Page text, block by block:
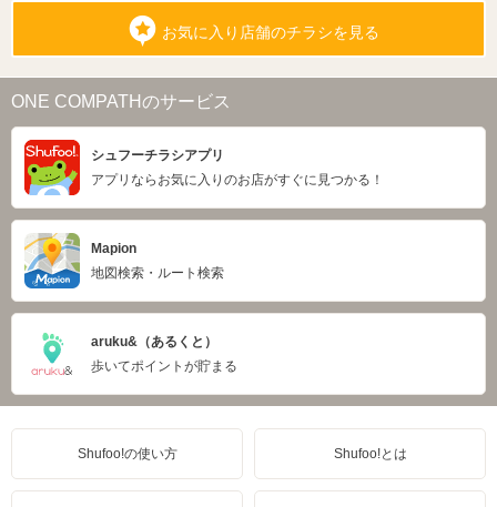
お気に入り店舗のチラシを見る
ONE COMPATHのサービス
シュフーチラシアプリ
アプリならお気に入りのお店がすぐに見つかる！
Mapion
地図検索・ルート検索
aruku&（あるくと）
歩いてポイントが貯まる
Shufoo!の使い方 Shufoo!とは